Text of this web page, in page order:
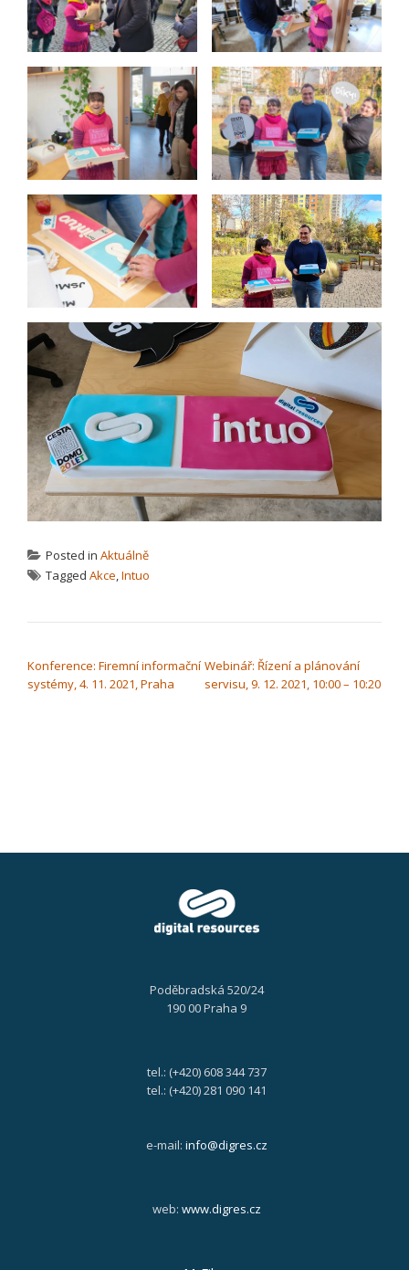
Posted in Aktuálně
Tagged Akce,Intuo
Konference: Firemní informační
systémy, 4. 11. 2021, Praha
Webinář: Řízení a plánování
servisu, 9. 12. 2021, 10:00 – 10:20
Poděbradská 520/24
190 00 Praha 9
tel.: (+420) 608 344 737
tel.: (+420) 281 090 141
e-mail: info@digres.cz
web: www.digres.cz